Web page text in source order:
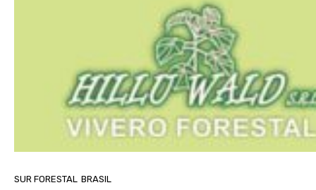
SUR FORESTAL BRASIL